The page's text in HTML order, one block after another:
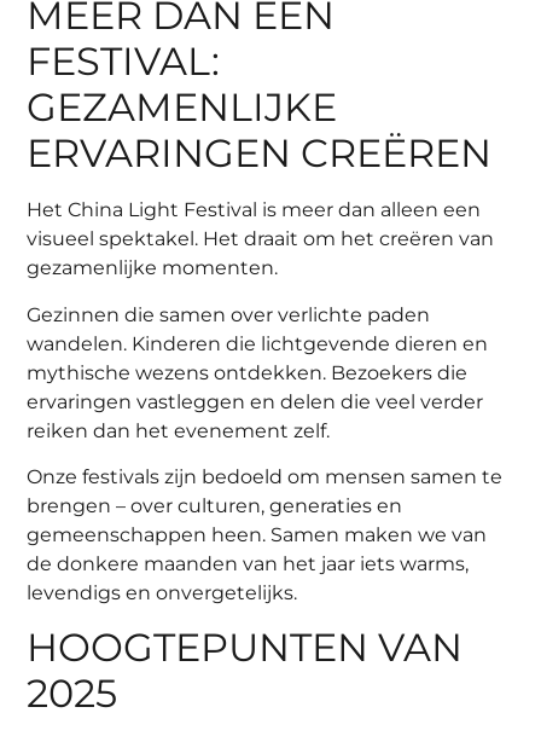
MEER DAN EEN
FESTIVAL:
GEZAMENLIJKE
ERVARINGEN CREËREN
Het China Light Festival is meer dan alleen een
visueel spektakel. Het draait om het creëren van
gezamenlijke momenten.
Gezinnen die samen over verlichte paden
wandelen. Kinderen die lichtgevende dieren en
mythische wezens ontdekken. Bezoekers die
ervaringen vastleggen en delen die veel verder
reiken dan het evenement zelf.
Onze festivals zijn bedoeld om mensen samen te
brengen – over culturen, generaties en
gemeenschappen heen. Samen maken we van
de donkere maanden van het jaar iets warms,
levendigs en onvergetelijks.
HOOGTEPUNTEN VAN
2025